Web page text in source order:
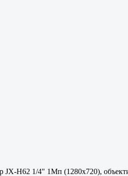
JX-H62 1/4" 1Мп (1280х720),